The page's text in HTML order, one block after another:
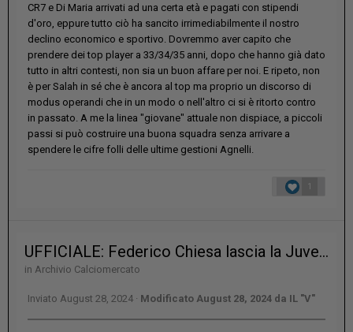
CR7 e Di Maria arrivati ad una certa età e pagati con stipendi
d'oro, eppure tutto ciò ha sancito irrimediabilmente il nostro
declino economico e sportivo. Dovremmo aver capito che
prendere dei top player a 33/34/35 anni, dopo che hanno già dato
tutto in altri contesti, non sia un buon affare per noi. E ripeto, non
è per Salah in sé che è ancora al top ma proprio un discorso di
modus operandi che in un modo o nell'altro ci si è ritorto contro
in passato. A me la linea "giovane" attuale non dispiace, a piccoli
passi si può costruire una buona squadra senza arrivare a
spendere le cifre folli delle ultime gestioni Agnelli.
1
UFFICIALE: Federico Chiesa lascia la Juventus e approda al Liverpool
in Archivio Calciomercato
Inviato August 28, 2024 · Modificato August 28, 2024 da IL "V"